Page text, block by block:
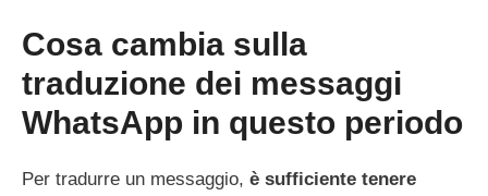
Cosa cambia sulla
traduzione dei messaggi
WhatsApp in questo periodo
Per tradurre un messaggio, è sufficiente tenere